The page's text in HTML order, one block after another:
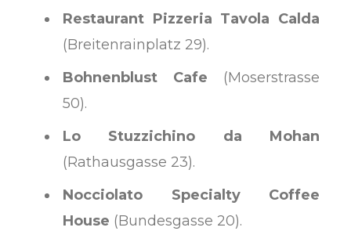
Restaurant Pizzeria Tavola Calda
(Breitenrainplatz 29).
Bohnenblust Cafe (Moserstrasse
50).
Lo Stuzzichino da Mohan
(Rathausgasse 23).
Nocciolato Specialty Coffee
House (Bundesgasse 20).